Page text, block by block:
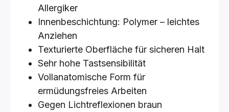
Allergiker
Innenbeschichtung: Polymer – leichtes
Anziehen
Texturierte Oberfläche für sicheren Halt
Sehr hohe Tastsensibilität
Vollanatomische Form für
ermüdungsfreies Arbeiten
Gegen Lichtreflexionen braun